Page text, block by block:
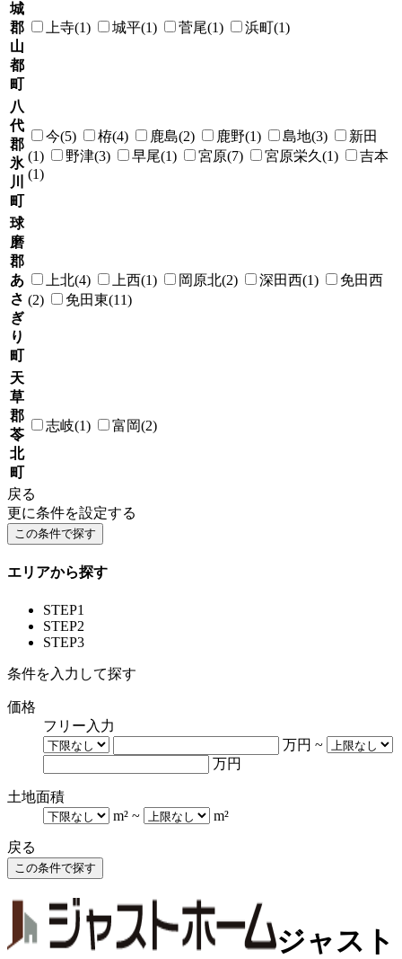
城
郡
山
都
町
上寺(1) 城平(1) 菅尾(1) 浜町(1)
八
代
郡
氷
川
町
今(5) 栫(4) 鹿島(2) 鹿野(1) 島地(3)
新田
(1)
野津(3) 早尾(1) 宮原(7) 宮原栄久(1)
吉本
(1)
球
磨
郡
あ
さ
ぎ
り
町
上北(4) 上西(1) 岡原北(2) 深田西(1)
免田西
(2)
免田東(11)
天
草
郡
苓
北
町
志岐(1) 富岡(2)
戻る
更に条件を設定する
エリアから探す
STEP1
STEP2
STEP3
条件を入力して探す
価格
フリー入力
万円 ~
万円
土地面積
m² ~ m²
戻る
ジャスト